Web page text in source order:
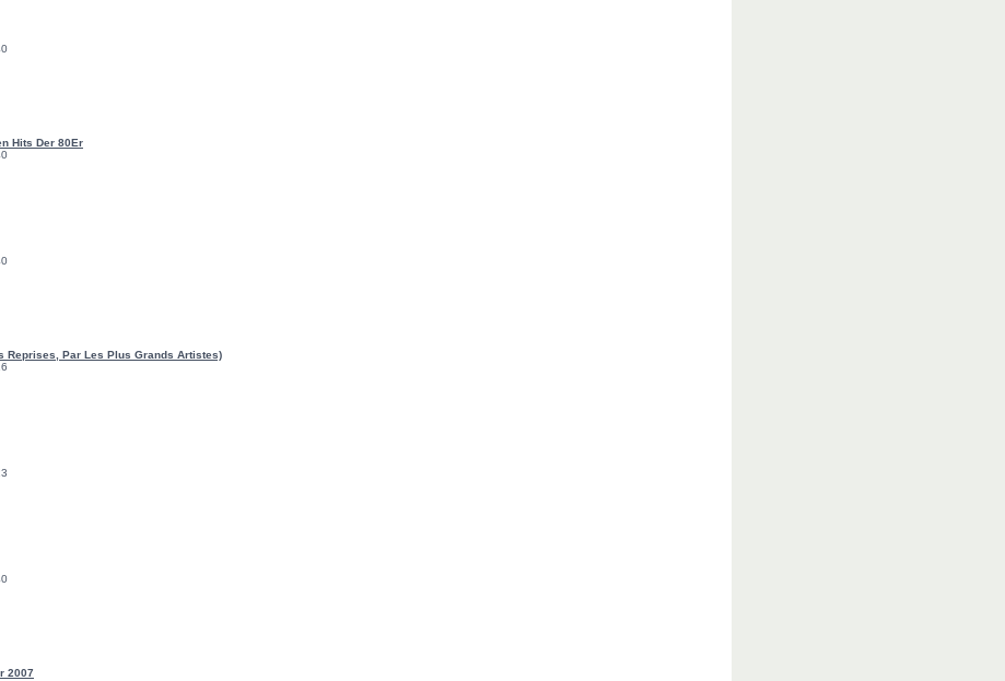
Hits Der 80Er
Reprises, Par Les Plus Grands Artistes)
2007